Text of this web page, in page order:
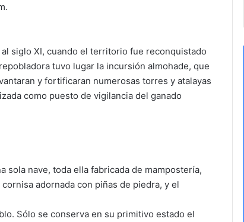
siglo XI, cuando el territorio fue reconquistado
tuvo lugar la incursión almohade, que
y fortificaran numerosas torres y atalayas
como puesto de vigilancia del ganado
sola nave, toda ella fabricada de mampostería,
adornada con piñas de piedra, y el
Sólo se conserva en su primitivo estado el